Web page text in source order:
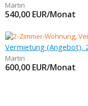
Martin
540,00 EUR/Monat
Vermietung (Angebot),
Martin
600,00 EUR/Monat